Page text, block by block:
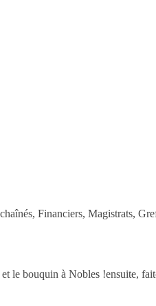
Financiers, Magistrats,
le bouquin à Nobles !ensuite,